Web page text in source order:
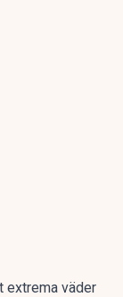
extrema väder